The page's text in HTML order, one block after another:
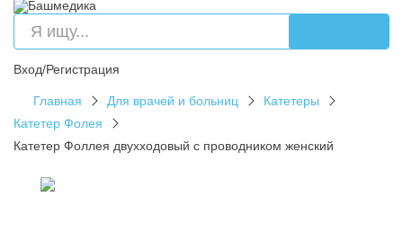
Вход/Регистрация
Главная Для врачей и больниц
Катетеры
Катетер Фолея
Катетер Фоллея двухходовый с проводником женский